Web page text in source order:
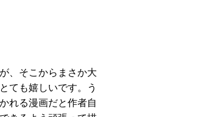
、そこからまさか大
ても嬉しいです。う
れる漫画だと作者自